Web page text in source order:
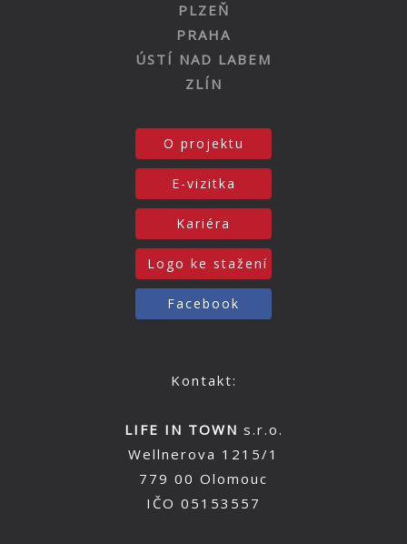
PLZEŇ
PRAHA
ÚSTÍ NAD LABEM
ZLÍN
O projektu
E-vizitka
Kariéra
Logo ke stažení
Facebook
Kontakt:
LIFE IN TOWN s.r.o.
Wellnerova 1215/1
779 00 Olomouc
IČO 05153557